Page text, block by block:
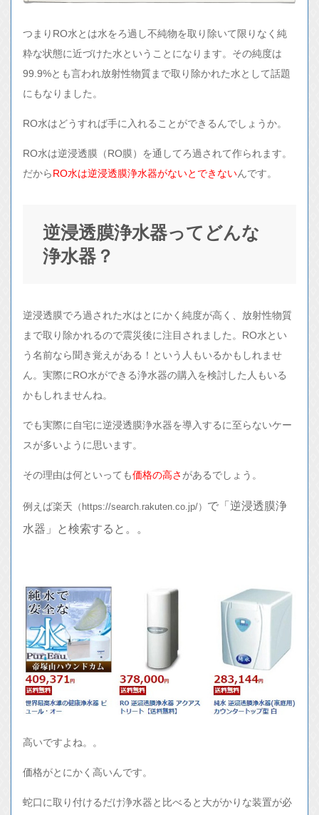
つまりRO水とは水をろ過し不純物を取り除いて限りなく純
粋な状態に近づけた水ということになります。その純度は
99.9%とも言われ放射性物質まで取り除かれた水として話題
にもなりました。
RO水はどうすれば手に入れることができるんでしょうか。
RO水は逆浸透膜（RO膜）を通してろ過されて作られます。
だからRO水は逆浸透膜浄水器がないとできないんです。
逆浸透膜浄水器ってどんな
浄水器？
逆浸透膜でろ過された水はとにかく純度が高く、放射性物質
まで取り除かれるので震災後に注目されました。RO水とい
う名前なら聞き覚えがある！という人もいるかもしれませ
ん。実際にRO水ができる浄水器の購入を検討した人もいる
かもしれませんね。
でも実際に自宅に逆浸透膜浄水器を導入するに至らないケー
スが多いように思います。
その理由は何といっても価格の高さ があるでしょう。
例えば楽天 （https://search.rakuten.co.jp/） で「逆浸透膜浄
水器」と検索すると。。
高いですよね。。
価格がとにかく高いんです。
蛇口に取り付けるだけ浄水器と比べると大がかりな装置が必